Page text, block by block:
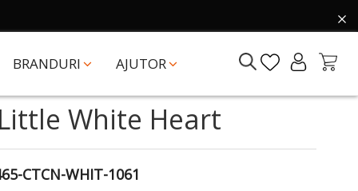
BRANDURI AJUTOR
White Heart
CTCN-WHIT-1061